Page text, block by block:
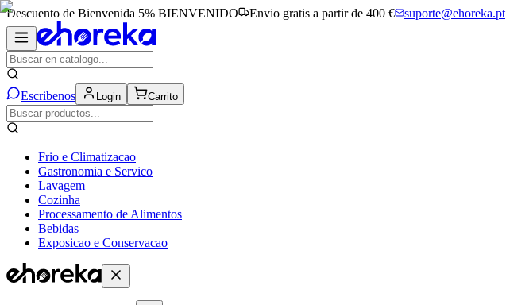
Descuento de Bienvenida 5% BIENVENIDO Envio gratis a partir de 400 € suporte@ehoreka.pt
Escribenos Login Carrito
Frio e Climatizacao
Gastronomia e Servico
Lavagem
Cozinha
Processamento de Alimentos
Bebidas
Exposicao e Conservacao